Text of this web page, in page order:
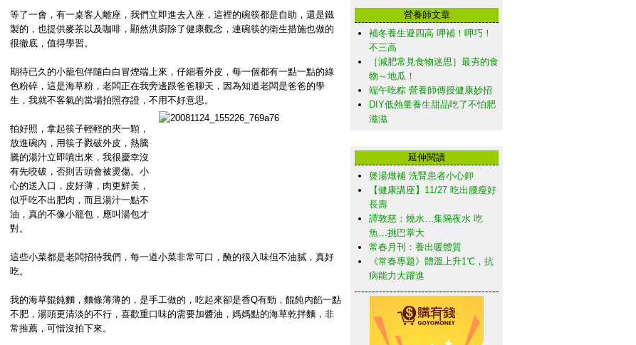
等了一會，有一桌客人離座，我們立即進去入座，這裡的碗筷都是自助，還是鐵
製的，也提供麥茶以及咖啡，顯然洪廚除了健康觀念，連碗筷的衛生措施也做的
很徹底，值得學習。
期待已久的小籠包伴隨白白冒煙端上來，仔細看外皮，每一個都有一點一點的綠
色粉碎，這是海草粉，老闆正在我旁邊跟爸爸聊天，因為知道老闆是爸爸的學
生，我就不客氣的當場拍照存證，不用不好意思。
拍好照，拿起筷子輕輕的夾一顆，
放進碗內，用筷子戮破外皮，熱騰
騰的湯汁立即噴出來，我很慶幸沒
有先咬破，否則舌頭會被燙傷。小
心的送入口，皮好薄，肉更鮮美，
似乎吃不出肥肉，而且湯汁一點不
油，真的不像小籠包，應叫湯包才
對。
這些小菜都是老闆招待我們，每一道小菜非常可口，醃的很入味但不油膩，真好
吃。
我的海草餛飩麵，麵條薄薄的，是手工做的，吃起來卻是香Q有勁，餛飩內餡一點
不肥，湯頭更清淡的不行，喜歡重口味的需要加醬油，媽媽點的海草乾拌麵，非
常推薦，可惜沒拍下來。
營養師文章
補冬養生避四高 呷補！呷巧！
不三高
［減肥常見食物迷思］最夯的食
物～地瓜！
端午吃粽 營養師傳授健康妙招
DIY低熱量養生甜品吃了不怕肥
滋滋
延伸閱讀
煲湯燉補 洗腎患者小心鉀
【健康講座】11/27 吃出腰瘦好
長壽
譚敦慈：燒水…集隔夜水 吃
魚…挑巴掌大
常春月刊：養出暖體質
《常春專題》體溫上升1℃，抗
病能力大躍進